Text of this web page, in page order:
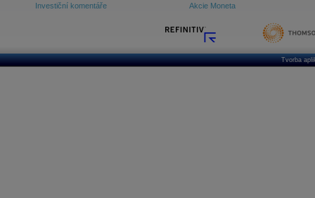
Investiční komentáře
Akcie Moneta
Tvorba